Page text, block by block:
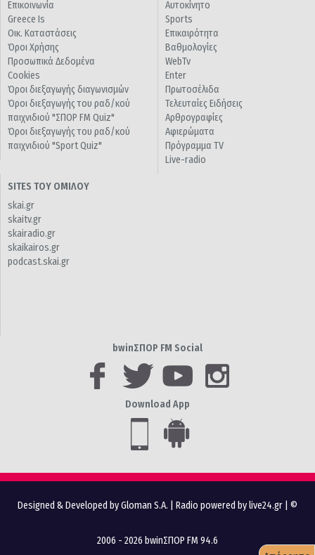
Επικοινωνία
Greece Is
Οικ. Καταστάσεις
Όροι Χρήσης
Προσωπικά Δεδομένα
Cookies
Όροι διεξαγωγής διαγωνισμών
Όροι διεξαγωγής του ραδ/κού
παιχνιδιού "ΣΠΟΡ FM Quiz"
Όροι διεξαγωγής του ραδ/κού
παιχνιδιού "Sport Quiz"
Αυτοκίνητο
Sports
Επικαιρότητα
Βαθμολογίες
WebTv
Enter
Πρωτοσέλιδα
Τελευταίες Ειδήσεις
Αρθρογραφίες
Αφιερώματα
Πρόγραμμα TV
Live-radio
SITES ΤΟΥ ΟΜΙΛΟΥ
skai.gr
skaitv.gr
skairadio.gr
skaikairos.gr
podcast.skai.gr
bwinΣΠΟΡ FM Social
Download App
Designed & Developed by Gloman S.A. Radio powered by live24.gr | ©
2006 - 2026 bwinΣΠΟΡ FM 94.6